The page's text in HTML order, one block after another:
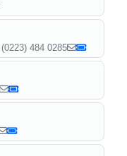
(0223) 484 0285